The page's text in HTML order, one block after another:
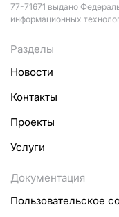
77-71671 выдано
информационных
Разделы
Новости
Контакты
Проекты
Услуги
Документация
Пользовательское